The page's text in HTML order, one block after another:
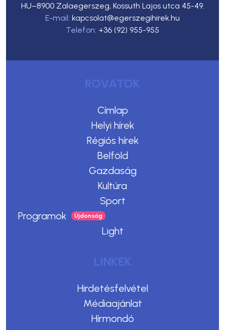
HU–8900 Zalaegerszeg, Kossuth Lajos utca 45-49.
E-mail: kapcsolat@egerszegihirek.hu
Telefon: +36 (92) 955-955
ROVATOK
Címlap
Helyi hírek
Régiós hírek
Belföld
Gazdaság
Kultúra
Sport
Programok
Light
LINKEK
Hirdetésfelvétel
Médiaajánlat
Hírmondó